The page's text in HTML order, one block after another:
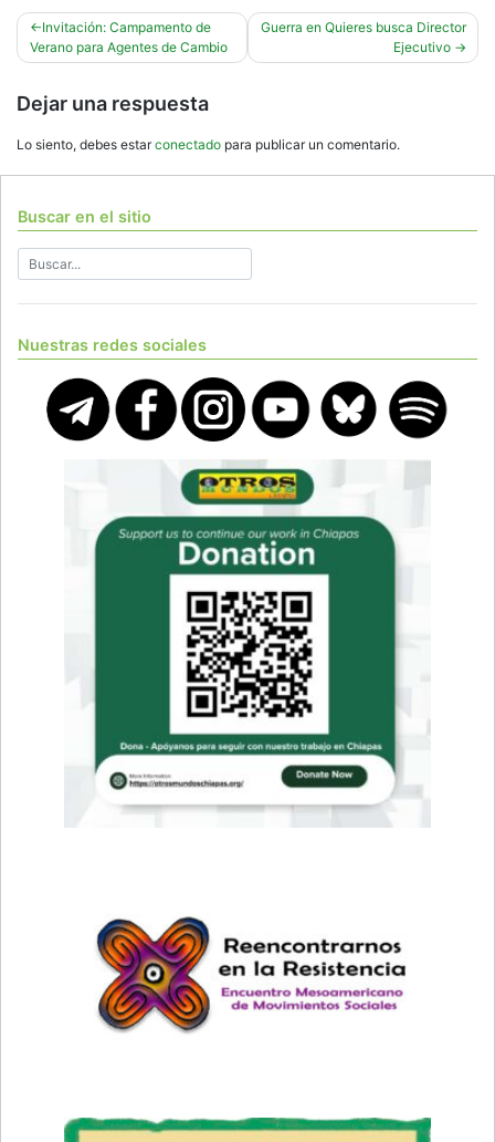
Navegación
de
entradas
Invitación: Campamento de
Verano para Agentes de Cambio
Guerra en Quieres busca Director
Ejecutivo
Dejar una respuesta
Lo siento, debes estarconectado para publicar un comentario.
Buscar en el sitio
Nuestras redes sociales